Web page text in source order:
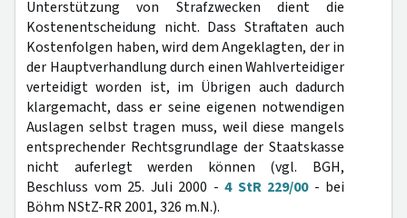
Unterstützung von Strafzwecken dient die
Kostenentscheidung nicht. Dass Straftaten auch
Kostenfolgen haben, wird dem Angeklagten, der in
der Hauptverhandlung durch einen Wahlverteidiger
verteidigt worden ist, im Übrigen auch dadurch
klargemacht, dass er seine eigenen notwendigen
Auslagen selbst tragen muss, weil diese mangels
entsprechender Rechtsgrundlage der Staatskasse
nicht auferlegt werden können (vgl. BGH,
Beschluss vom 25. Juli 2000 - 4 StR 229/00- bei
Böhm NStZ-RR 2001, 326 m.N.).